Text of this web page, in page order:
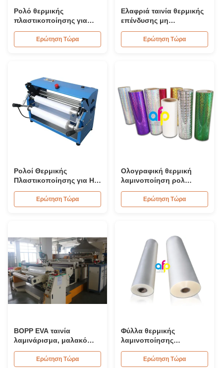
Ρολό θερμικής
πλαστικοποίησης για
εκτύπωση / συσκευασία,
μαλακό φιλμ BOPP με
γυαλιστερή επιφάνεια
Ερώτηση Τώρα
Ελαφριά ταινία θερμικής
επένδυσης μη
στρογγυλοποίησης
350mm*3000m
Ερώτηση Τώρα
Ρολοί Θερμικής
Πλαστικοποίησης για Hot
Stamping, Μαλακή
Θερμική Μεμβράνη
Πλαστικοποίησης A3 A4
Ερώτηση Τώρα
Ολογραφική θερμική
λαμινοποίηση ρολ
ταινίας διαφανής για το
λαμινοποιημένο χαρτόνι /
κουτιά
Ερώτηση Τώρα
BOPP EVA ταινία
λαμινάρισμα, μαλακό
θερμικό λαμινάρισμα
ρολό με διπλές πλευρές
Ερώτηση Τώρα
Φύλλα θερμικής
λαμινοποίησης
γρήγορου ευρείας
μορφής για εμπορική
Ερώτηση Τώρα